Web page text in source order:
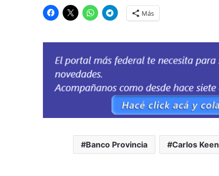
Más
Banco Provincia Carlos Keen